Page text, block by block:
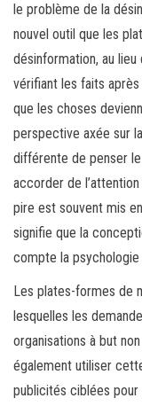
le problème de la
nouvel outil que les
désinformation, au
vérifiant les faits
que les choses
perspective axée sur
différente de penser
accorder de
pire est souvent mis
signifie que la
compte la
Les plates-formes de
lesquelles les
organisations à but
également utiliser
publicités ciblées pour